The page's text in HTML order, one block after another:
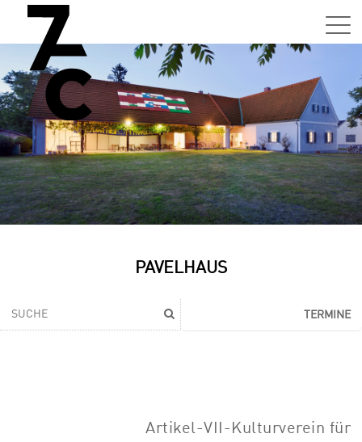
PAVELHAUS
TERMINE
Artikel-VII-Kulturverein für